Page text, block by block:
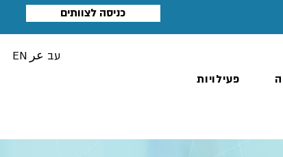
כניסה לצוותים
EN عر עב
פעילויות